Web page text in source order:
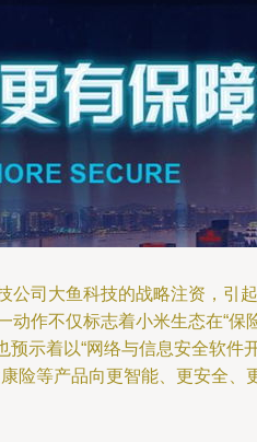
公司大鱼科技的战略注资，引起
动作不仅标志着小米生态在“保
预示着以“网络与信息安全软件
险等产品向更智能、更安全、